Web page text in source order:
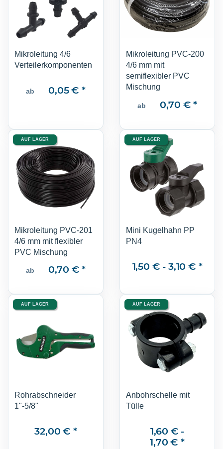
Mikroleitung 4/6
Verteilerkomponenten
ab 0,05 € *
Mikroleitung PVC-200
4/6 mm mit
semiflexibler PVC
Mischung
ab 0,70 €*
AUF LAGER
Mikroleitung PVC-201
4/6 mm mit flexibler
PVC Mischung
ab 0,70 €*
AUF LAGER
Mini Kugelhahn PP
PN4
1,50 € - 3,10 € *
AUF LAGER
Rohrabschneider
1"-5/8"
32,00 € *
AUF LAGER
Anbohrschelle mit
Tülle
1,60 € -
1,70 € *